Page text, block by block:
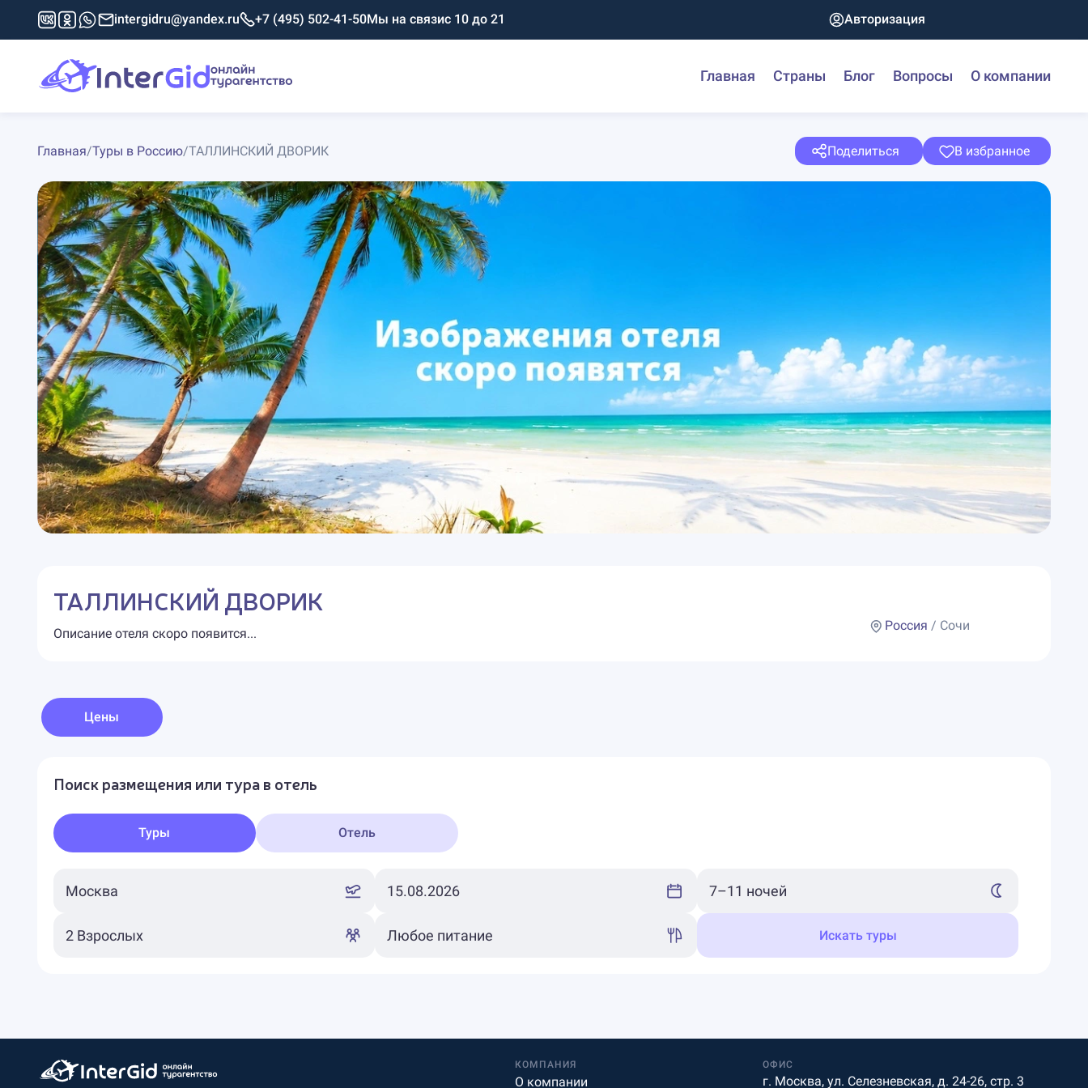
intergidru@yandex.ru +7 (495) 502-41-50Мы на связис 10 до 21 Авторизация
Главная Страны Блог Вопросы О компании
Главная/Туры в Россию/ТАЛЛИНСКИЙ ДВОРИК Поделиться В избранное
ТАЛЛИНСКИЙ ДВОРИК
Описание отеля скоро появится...
Россия / Сочи
Цены
Поиск размещения или тура в отель
Туры Отель
Искать туры
КОМПАНИЯ
О компании
ОФИС
г. Москва, ул. Селезневская, д. 24-26, стр. 3